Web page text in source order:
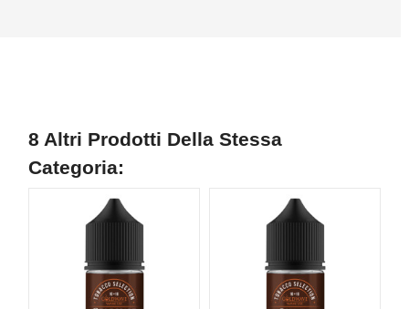
8 Altri Prodotti Della Stessa
Categoria: